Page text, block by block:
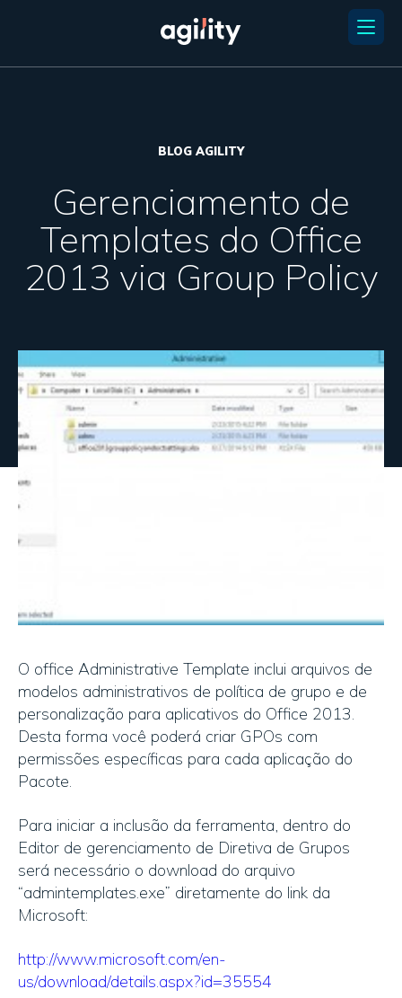
BLOG AGILITY
Gerenciamento de
Templates do Office
2013 via Group Policy
O office Administrative Template inclui arquivos de
modelos administrativos de política de grupo e de
personalização para aplicativos do Office 2013.
Desta forma você poderá criar GPOs com
permissões específicas para cada aplicação do
Pacote.
Para iniciar a inclusão da ferramenta, dentro do
Editor de gerenciamento de Diretiva de Grupos
será necessário o download do arquivo
“admintemplates.exe” diretamente do link da
Microsoft:
http://www.microsoft.com/en-
us/download/details.aspx?id=35554